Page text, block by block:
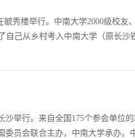
秀楼举行。中南大学2000级校友
己从乡村考入中南大学（原长
举行。来自全国175个参会单位
员会联合主办，中南大学承办